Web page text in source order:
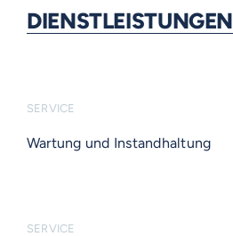
DIENSTLEISTUNGEN
SERVICE
Wartung und Instandhaltung
SERVICE